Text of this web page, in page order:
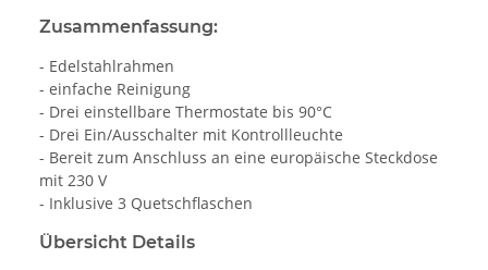
Zusammenfassung:
- Edelstahlrahmen
- einfache Reinigung
- Drei einstellbare Thermostate bis 90°C
- Drei Ein/Ausschalter mit Kontrollleuchte
- Bereit zum Anschluss an eine europäische Steckdose
mit 230 V
- Inklusive 3 Quetschflaschen
Übersicht Details